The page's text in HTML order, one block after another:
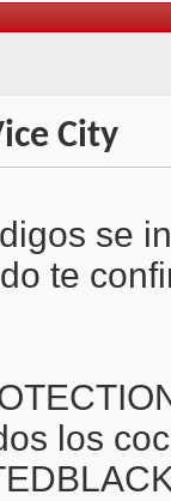
City
se
te
los